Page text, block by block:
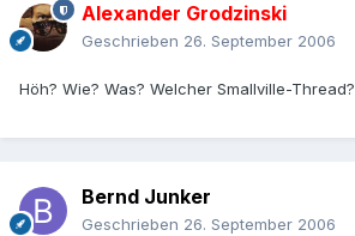
Alexander Grodzinski
Geschrieben 26. September 2006
Höh? Wie? Was? Welcher Smallville-Thread?
Bernd Junker
Geschrieben 26. September 2006